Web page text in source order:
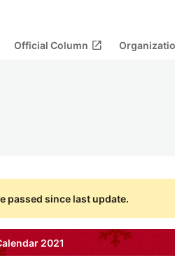
Official Column open_in_new
passed since last update.
2021